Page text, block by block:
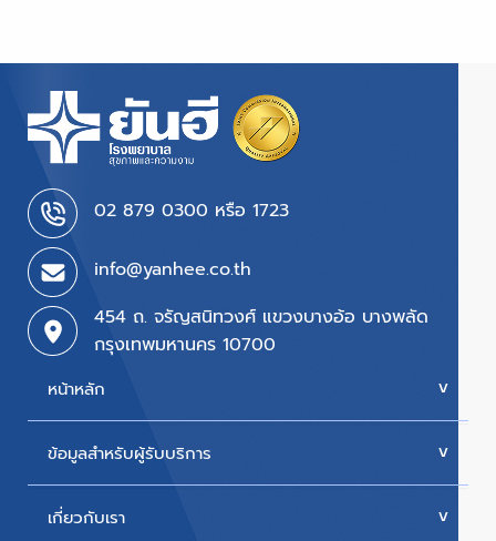
02 879 0300 หรือ 1723
info@yanhee.co.th
454 ถ. จรัญสนิทวงศ์ แขวงบางอ้อ บางพลัด
กรุงเทพมหานคร 10700
หน้าหลัก
บริการของเรา
ข้อมูลสำหรับผู้รับบริการ
นัดหมายแพทย์
เกี่ยวกับเรา